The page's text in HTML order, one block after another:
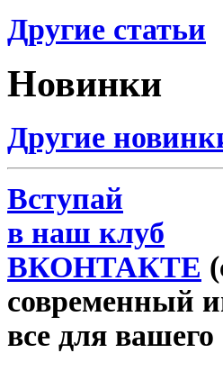
Другие статьи
Новинки
Другие
Вступай
в наш клуб
ВКОНТАКТЕ
современный
все для